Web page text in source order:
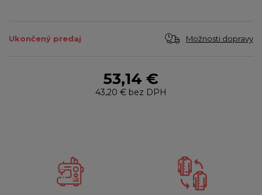
Ukončený predaj Možnosti dopravy
53,14 €
43,20 € bez DPH